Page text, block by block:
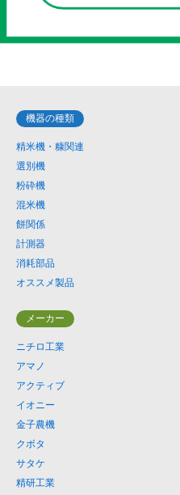
機器の種類
精米機・糠関連
選別機
粉砕機
混米機
餅関係
計測器
消耗部品
オススメ製品
メーカー
ニチロ工業
アマノ
アクティブ
イオニー
金子農機
クボタ
サタケ
精研工業